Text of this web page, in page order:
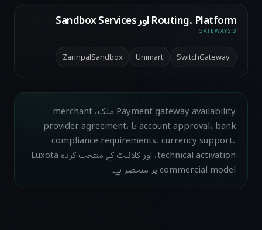
Routing، Platform اور Sandbox Services
3 GATEWAYS
SwitchGateway
Unimart
ZarinpalSandbox
Payment gateway availability ملک، merchant
account approval، bank یا provider agreement،
compliance requirements، currency support،
technical activation، اور کلائنٹ کے منتخب کردہ Luxota
commercial model پر منحصر ہے۔